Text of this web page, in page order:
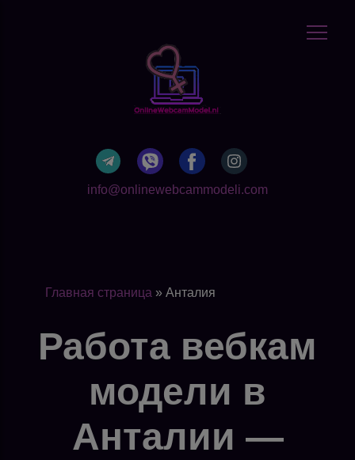
info@onlinewebcammodeli.com
Главная страница » Анталия
Работа вебкам
модели в
Анталии —